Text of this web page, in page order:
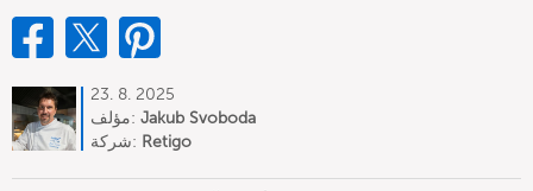
23. 8. 2025
مؤلف: Jakub Svoboda
شركة: Retigo